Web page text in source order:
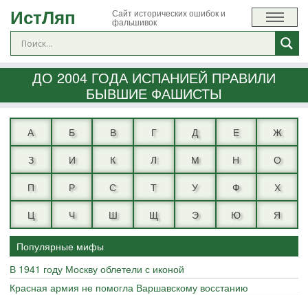
ИстЛяп Сайт исторических ошибок и
фальшивок
ДО 2004 ГОДА ИСПАНИЕЙ ПРАВИЛИ
БЫВШИЕ ФАШИСТЫ
А Б В Г Д Е
Ж
З
И К Л М Н
О
П
Р С Т У Ф
Х
Ц
Ч Ш Щ Э Ю Я
Популярные мифы
В 1941 году Москву облетели с иконой
Красная армия не помогла Варшавскому восстанию